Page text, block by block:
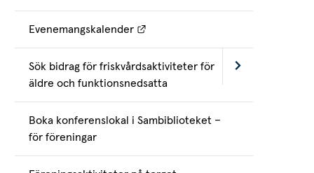
Evenemangskalender
Sök bidrag för friskvårdsaktiviteter för
äldre och funktionsnedsatta
Boka konferenslokal i Sambiblioteket –
för föreningar